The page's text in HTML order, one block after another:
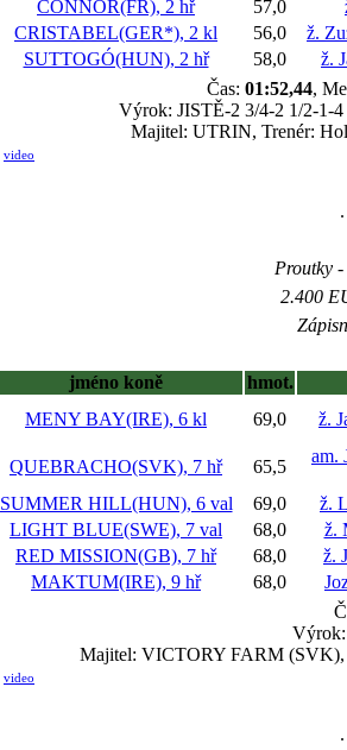
CONNOR(FR), 2 hř 57,0
CRISTABEL(GER*), 2 kl 56,0
ž.
SUTTOGÓ(HUN), 2 hř 58,0
ž.
Čas: 01:52,44,
Výrok: JISTĚ-2 3/4-2 1/2-1-
Majitel: UTRIN, Trenér:
video
Proutky
2.400
jméno koně
hmot.
MENY BAY(IRE), 6 kl 69,0 ž.
QUEBRACHO(SVK), 7 hř 65,5
am.
SUMMER HILL(HUN), 6 val 69,0
ž.
LIGHT BLUE(SWE), 7 val 68,0
ž.
RED MISSION(GB), 7 hř 68,0
ž.
MAKTUM(IRE), 9 hř 68,0
Majitel: VICTORY FARM (SVK),
video